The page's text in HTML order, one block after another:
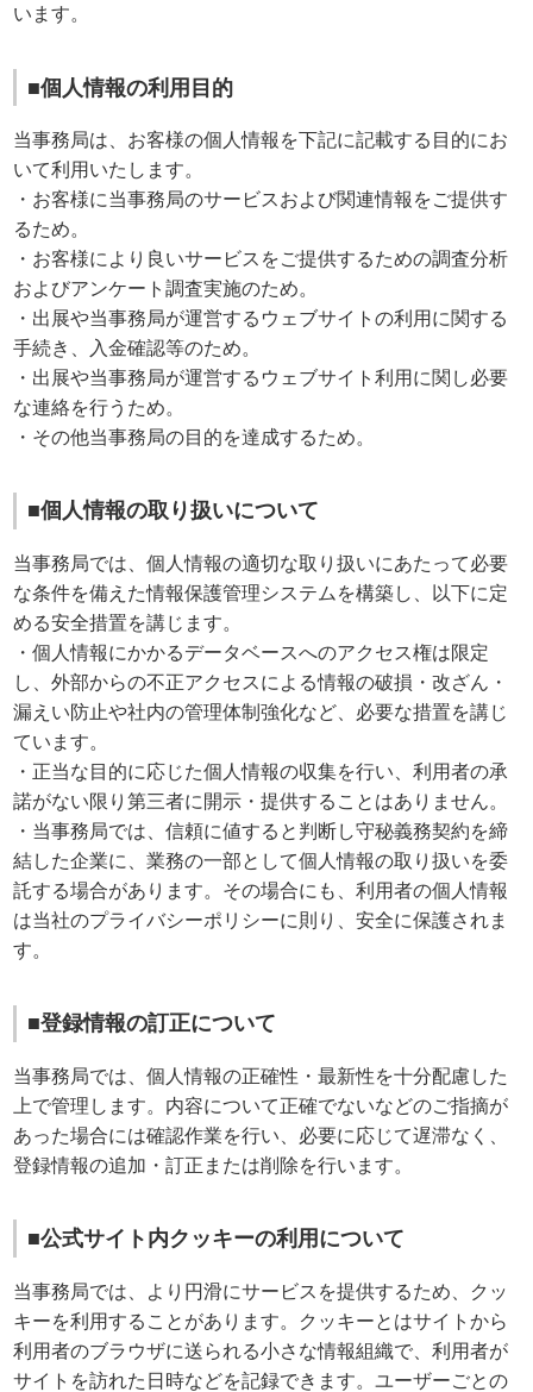
います。
■個人情報の利用目的
当事務局は、お客様の個人情報を下記に記載する目的にお
いて利用いたします。
・お客様に当事務局のサービスおよび関連情報をご提供す
るため。
・お客様により良いサービスをご提供するための調査分析
およびアンケート調査実施のため。
・出展や当事務局が運営するウェブサイトの利用に関する
手続き、入金確認等のため。
・出展や当事務局が運営するウェブサイト利用に関し必要
な連絡を行うため。
・その他当事務局の目的を達成するため。
■個人情報の取り扱いについて
当事務局では、個人情報の適切な取り扱いにあたって必要
な条件を備えた情報保護管理システムを構築し、以下に定
める安全措置を講じます。
・個人情報にかかるデータベースへのアクセス権は限定
し、外部からの不正アクセスによる情報の破損・改ざん・
漏えい防止や社内の管理体制強化など、必要な措置を講じ
ています。
・正当な目的に応じた個人情報の収集を行い、利用者の承
諾がない限り第三者に開示・提供することはありません。
・当事務局では、信頼に値すると判断し守秘義務契約を締
結した企業に、業務の一部として個人情報の取り扱いを委
託する場合があります。その場合にも、利用者の個人情報
は当社のプライバシーポリシーに則り、安全に保護されま
す。
■登録情報の訂正について
当事務局では、個人情報の正確性・最新性を十分配慮した
上で管理します。内容について正確でないなどのご指摘が
あった場合には確認作業を行い、必要に応じて遅滞なく、
登録情報の追加・訂正または削除を行います。
■公式サイト内クッキーの利用について
当事務局では、より円滑にサービスを提供するため、クッ
キーを利用することがあります。クッキーとはサイトから
利用者のブラウザに送られる小さな情報組織で、利用者が
サイトを訪れた日時などを記録できます。ユーザーごとの